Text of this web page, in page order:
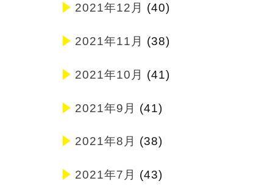
2021年12月 (40)
2021年11月 (38)
2021年10月 (41)
2021年9月 (41)
2021年8月 (38)
2021年7月 (43)